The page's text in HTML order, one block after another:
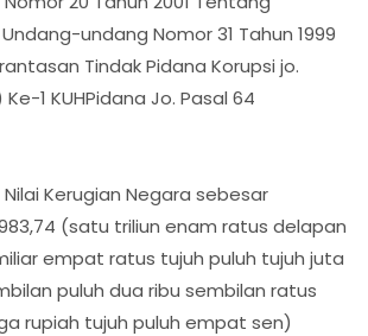
undang Nomor 31 Tahun 1999
Tindak Pidana Korupsi jo.
1 KUHPidana Jo. Pasal 64
Kerugian Negara sebesar
(satu triliun enam ratus delapan
empat ratus tujuh puluh tujuh juta
puluh dua ribu sembilan ratus
rupiah tujuh puluh empat sen)